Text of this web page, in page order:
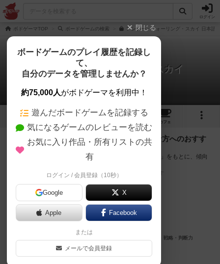
ログイン
ボドゲーマTOP ボードゲームの検索 アンダー・フォーリング・スカイ 日本語
アンダー・フォーリング・スカイ
次のおすすめボードゲーム
5 4 14
カフェ
『アンダー・フォーリング・スカイ』が好きな方へのおすす
このゲームのトップページで投票された「プレイ感の評価」をもとに、傾向
※リストには一定の投票数がある作品のみを表示しています
閉じる
ボードゲームのプレイ履歴を記録し
て、
自分のデータを管理しませんか？
約75,000人がボドゲーマを利用中！
遊んだボードゲームを記録する
気になるゲームのレビューを読む
お気に入り作品・所有リストの共
有
ログイン / 会員登録（10秒）
Google X
Apple Facebook
または
メールで会員登録